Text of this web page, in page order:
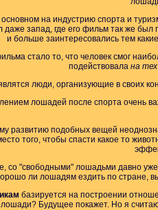
на индустрию спорта и
запад, где его фильм так же
и больше заинтересовались тем
стало то, что человек смог
подействовала на
люди, организующие в своих
лошадей после спорта очень
развитию подобных вещей
того, чтобы спасти какое то
со "свободными" лошадьми давно
ли лошадям ездить по стране,
базируется на построении
Будущее покажет. Но я